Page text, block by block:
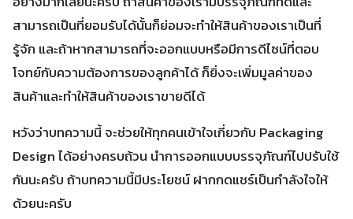
สามารถเป็นที่ยอมรับได้นั้นก็ย่อมจะทำให้สินค้าของเราเป็นที่
รู้จัก และถ้าหากสามารถที่จะออกแบบหรือมีการดีไซน์ที่ตอบ
โจทย์กับความต้องการของลูกค้าได้ ก็ยิ่งจะเพิ่มมูลค่าของ
สินค้าและทำให้สินค้าของเราขายดีได้
หวังว่าบทความนี้ จะช่วยให้ทุกคนเข้าใจเกี่ยวกับ Packaging
Design ได้อย่างครบถ้วน นำการออกแบบบรรจุภัณฑ์ไปปรับใช้
กันนะครับ ถ้าบทความนี้มีประโยชน์ ฝากกดแชร์เป็นกำลังใจให้
ด้วยนะครับ